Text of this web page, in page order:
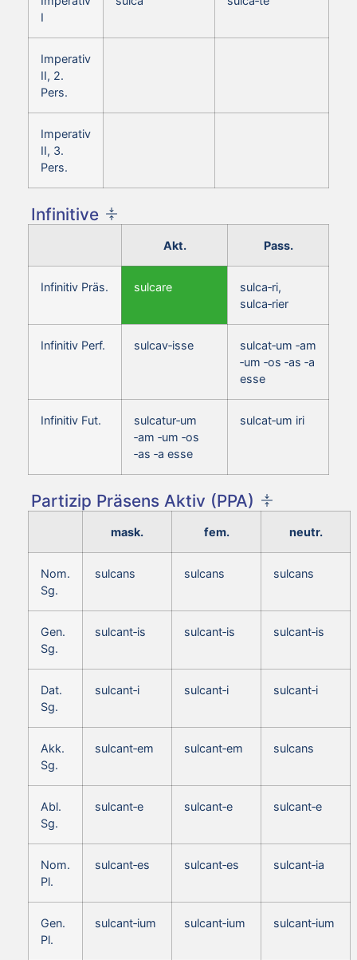
I
Imperativ
II, 2.
Pers.
Imperativ
II, 3.
Pers.
Infinitive
Akt. Pass.
Infinitiv Präs. sulcare
sulca‑ri,
sulca‑rier
Infinitiv Perf. sulcav‑isse
sulcat‑um ‑am
‑um ‑os ‑as ‑a
esse
Infinitiv Fut.
sulcatur‑um
‑am ‑um ‑os
‑as ‑a esse
sulcat‑um iri
Partizip Präsens Aktiv (PPA)
mask. fem. neutr.
Nom.
Sg.
sulcans sulcans sulcans
Gen.
Sg.
sulcant‑is sulcant‑is sulcant‑is
Dat.
Sg.
sulcant‑i sulcant‑i sulcant‑i
Akk.
Sg.
sulcant‑em sulcant‑em sulcans
Abl.
Sg.
sulcant‑e sulcant‑e sulcant‑e
Nom.
Pl.
sulcant‑es sulcant‑es sulcant‑ia
Gen.
Pl.
sulcant‑ium sulcant‑ium sulcant‑ium